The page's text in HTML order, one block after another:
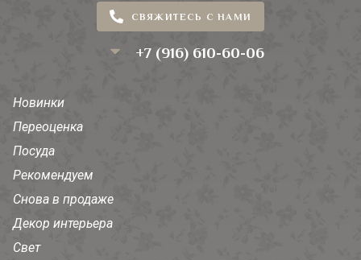
СВЯЖИТЕСЬ С НАМИ
+7 (916) 610-60-06
Новинки
Переоценка
Посуда
Рекомендуем
Снова в продаже
Декор интерьера
Свет